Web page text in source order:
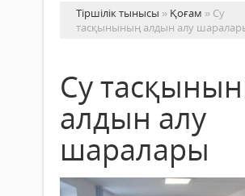
Тіршілік тынысы » Қоғам » Су
тасқынының алдын алу
Су
алдын алу
шаралары